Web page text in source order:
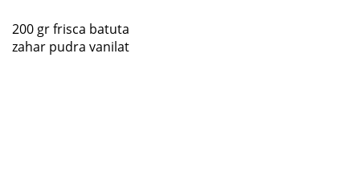
200 gr frisca batuta
zahar pudra vanilat